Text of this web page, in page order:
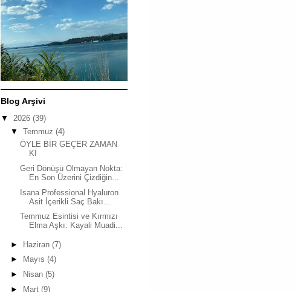
Blog Arşivi
▼ 2026 (39)
▼ Temmuz (4)
ÖYLE BİR GEÇER ZAMAN
Kİ
Geri Dönüşü Olmayan Nokta:
En Son Üzerini Çizdiğin...
Isana Professional Hyaluron
Asit İçerikli Saç Bakı...
Temmuz Esintisi ve Kırmızı
Elma Aşkı: Kayali Muadi...
► Haziran (7)
►
Mayıs (4)
►
Nisan (5)
►
Mart (9)